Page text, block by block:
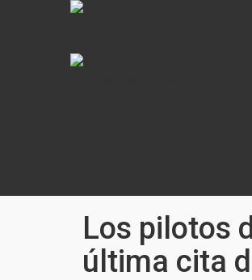
Los pilotos
última cita